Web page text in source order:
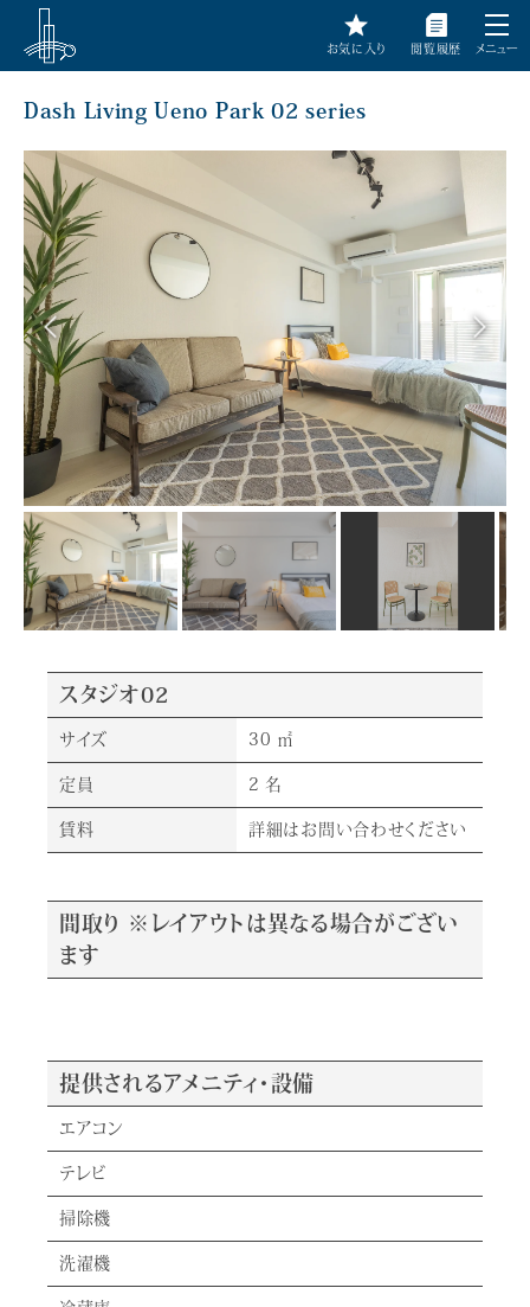
お気に入り 閲覧履歴 メニュー
Dash Living Ueno Park 02 series
スタジオ02
サイズ 30 ㎡
定員 2 名
賃料 詳細はお問い合わせください
間取り ※レイアウトは異なる場合がござい
ます
提供されるアメニティ・設備
エアコン
テレビ
掃除機
洗濯機